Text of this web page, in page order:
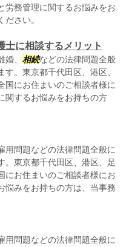
労務管理に関するお悩みをお
さい。
士に相談するメリット
、 相続などの法律問題全般
。東京都千代田区、港区、
国にお住まいのご相談者様に
関するお悩みをお持ちの方
用問題などの法律問題全般に
。東京都千代田区、港区、足
にお住まいのご相談者様にお
悩みをお持ちの方は、当事務
用問題などの法律問題全般に